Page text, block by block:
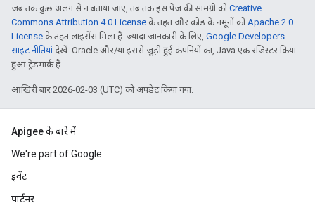
जब तक कुछ अलग से न बताया जाए, तब तक इस पेज की सामग्री कोCreative
Commons Attribution 4.0 License के तहत और कोड के नमूनों कोApache 2.0
License के तहत लाइसेंस मिला है. ज़्यादा जानकारी के लिए, Google Developers
साइट नीतियांदेखें. Oracle और/या इससे जुड़ी हुई कंपनियों का, Java एक रजिस्टर किया
हुआ ट्रेडमार्क है.
आखिरी बार 2026-02-03 (UTC) को अपडेट किया गया.
Apigee के बारे में
We're part of Google
इवेंट
पार्टनर